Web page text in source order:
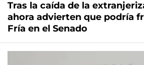
Tras la caída de la
ahora advierten que podría
Fría en el Senado